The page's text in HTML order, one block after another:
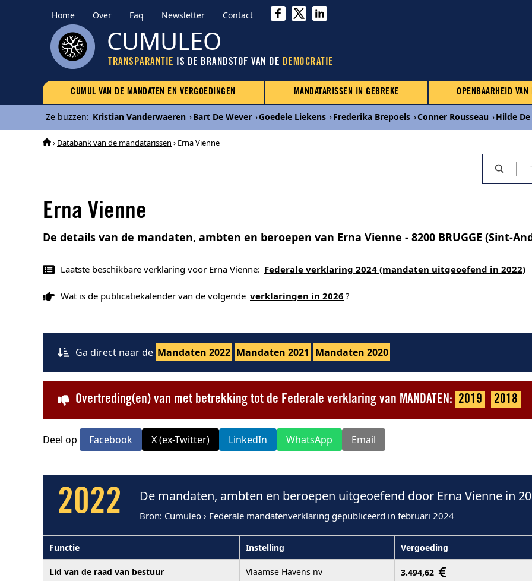
Home Over Faq Newsletter Contact
CUMULEO
TRANSPARANTIE IS DE BRANDSTOF VAN DE DEMOCRATIE
CUMUL VAN DE MANDATEN EN VERGOEDINGEN MANDATARISSEN IN GEBREKE OPENBAARHEID VAN
Ze buzzen: Kristian Vanderwaeren ›Bart De Wever ›Goedele Liekens ›Frederika Brepoels ›Conner Rousseau ›Hilde
› Databank van de mandatarissen › Erna Vienne
Erna Vienne
De details van de mandaten, ambten en beroepen van Erna Vienne - 8200 BRUGGE (Sint-
Laatste beschikbare verklaring voor Erna Vienne: Federale verklaring 2024 (mandaten uitgeoefend in 2022)
Wat is de publicatiekalender van de volgende verklaringen in 2026 ?
Ga direct naar de Mandaten 2022 Mandaten 2021 Mandaten 2020
Overtreding(en) van met betrekking tot de Federale verklaring van MANDATEN: 2019 2018
Deel op Facebook X (ex-Twitter) LinkedIn WhatsApp Email
2022 De mandaten, ambten en beroepen uitgeoefend door Erna Vienne in
Bron: Cumuleo › Federale mandatenverklaring gepubliceerd in februari 2024
Functie Instelling Vergoeding
Lid van de raad van bestuur Vlaamse Havens nv 3.494,62